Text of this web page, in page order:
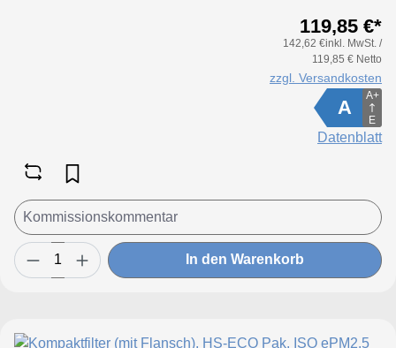
119,85 €*
142,62 €inkl. MwSt. /
119,85 € Netto
zzgl. Versandkosten
A
A+
E
Datenblatt
In den Warenkorb